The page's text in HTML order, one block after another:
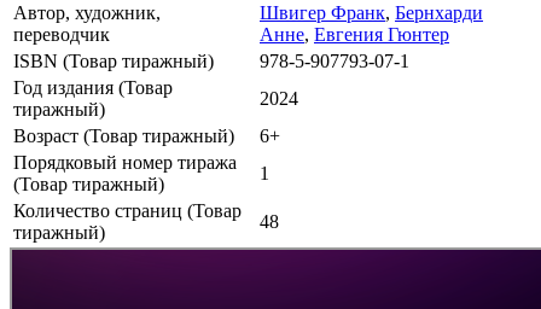
Автор, художник,
переводчик
Швигер Франк, Бернхарди
Анне, Евгения Гюнтер
ISBN (Товар тиражный)
978-5-907793-07-1
Год издания (Товар
тиражный)
2024
Возраст (Товар тиражный)
6+
Порядковый номер тиража
(Товар тиражный)
1
Количество страниц (Товар
тиражный)
48